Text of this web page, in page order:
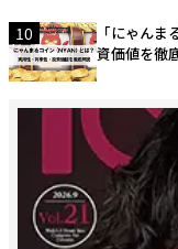
10
「にゃん
資価値を徹